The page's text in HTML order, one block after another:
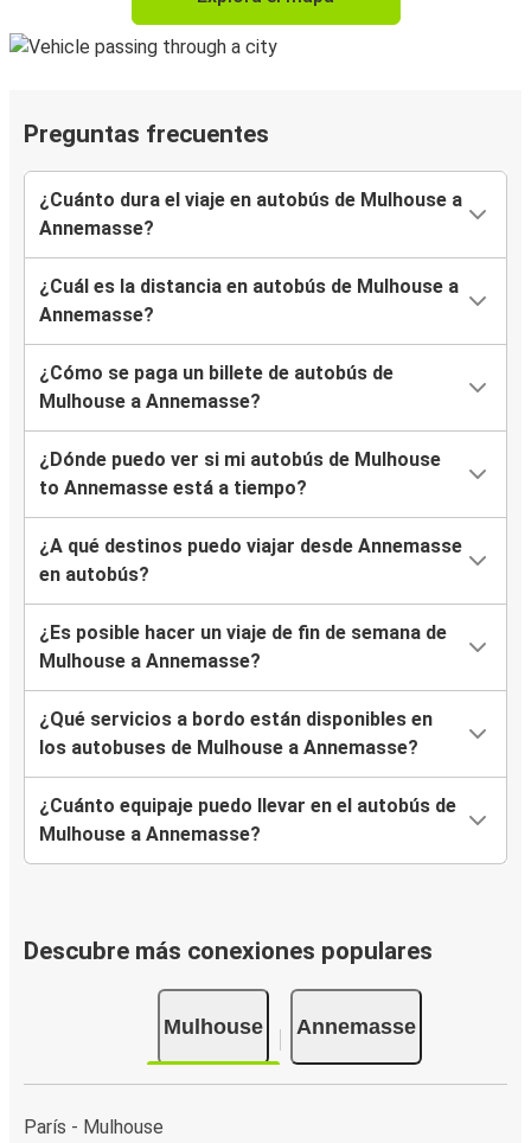
Preguntas frecuentes
¿Cuánto dura el viaje en autobús de Mulhouse a
Annemasse?
¿Cuál es la distancia en autobús de Mulhouse a
Annemasse?
¿Cómo se paga un billete de autobús de
Mulhouse a Annemasse?
¿Dónde puedo ver si mi autobús de Mulhouse
to Annemasse está a tiempo?
¿A qué destinos puedo viajar desde Annemasse
en autobús?
¿Es posible hacer un viaje de fin de semana de
Mulhouse a Annemasse?
¿Qué servicios a bordo están disponibles en
los autobuses de Mulhouse a Annemasse?
¿Cuánto equipaje puedo llevar en el autobús de
Mulhouse a Annemasse?
Descubre más conexiones populares
Mulhouse Annemasse
París - Mulhouse